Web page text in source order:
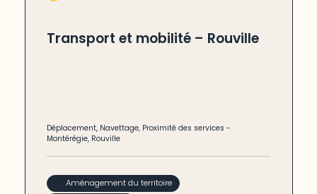
Transport et mobilité – Rouville
Déplacement, Navettage, Proximité des services -
Montérégie, Rouville
Aménagement du territoire